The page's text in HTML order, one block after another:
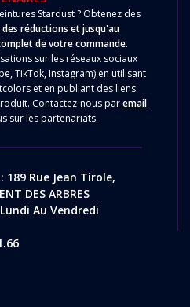
Stardust ? Obtenez des
réductions et jusqu'au
de votre commande.
sur les réseaux sociaux
TikTok, Instagram) en utilisant
et en publiant des liens
Contactez-nous paremail
sur les partenariats.
189 Rue Jean Tirole,
DES ARBRES
Au Vendredi